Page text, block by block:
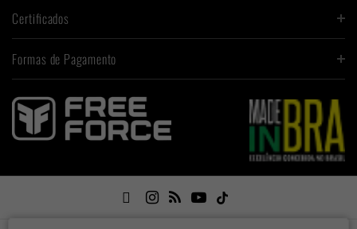
Certificados
Formas de Pagamento
